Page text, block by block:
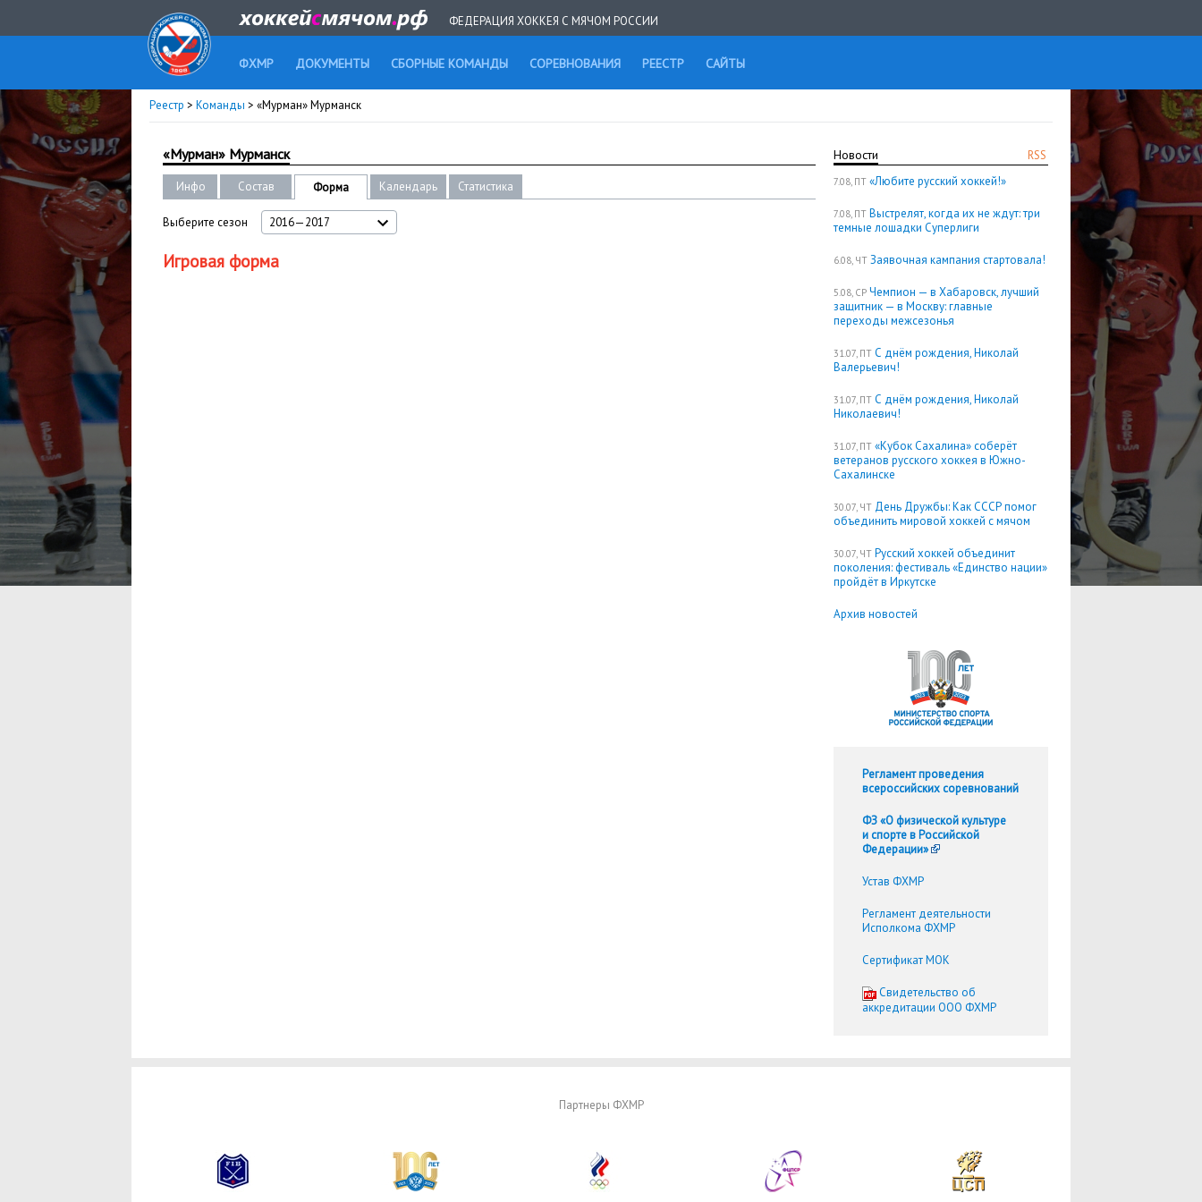
ФЕДЕРАЦИЯ ХОККЕЯ С МЯЧОМ РОССИИ
ФХМР ДОКУМЕНТЫ СБОРНЫЕ КОМАНДЫ СОРЕВНОВАНИЯ РЕЕСТР САЙТЫ
Реестр > Команды > «Мурман» Мурманск
RSS
Новости
7.08, ПТ «Любите русский хоккей!»
7.08, ПТ Выстрелят, когда их не ждут: три
темные лошадки Суперлиги
6.08, ЧТ Заявочная кампания стартовала!
5.08, СР Чемпион — в Хабаровск, лучший
защитник — в Москву: главные
переходы межсезонья
31.07, ПТ С днём рождения, Николай
Валерьевич!
31.07, ПТ С днём рождения, Николай
Николаевич!
31.07, ПТ «Кубок Сахалина» соберёт
ветеранов русского хоккея в Южно-
Сахалинске
30.07, ЧТ День Дружбы: Как СССР помог
объединить мировой хоккей с мячом
30.07, ЧТ Русский хоккей объединит
поколения: фестиваль «Единство нации»
пройдёт в Иркутске
Архив новостей
Регламент проведения
всероссийских соревнований
ФЗ «О физической культуре
и спорте в Российской
Федерации»
Устав ФХМР
Регламент деятельности
Исполкома ФХМР
Сертификат МОК
Cвидетельство об
аккредитации ООО ФХМР
«Мурман» Мурманск
Инфо Состав Форма Календарь Статистика
Выберите сезон 2016—2017
Игровая форма
Партнеры ФХМР